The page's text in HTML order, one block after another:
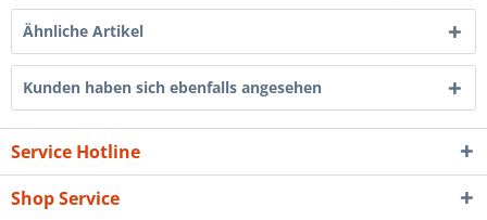
Ähnliche Artikel
Kunden haben sich ebenfalls angesehen
Service Hotline
Shop Service